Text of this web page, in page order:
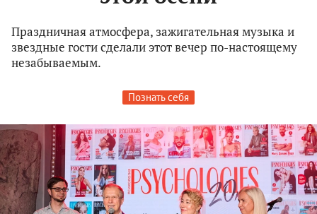
Праздничная атмосфера, зажигательная музыка и
звездные гости сделали этот вечер по-настоящему
незабываемым.
Познать себя